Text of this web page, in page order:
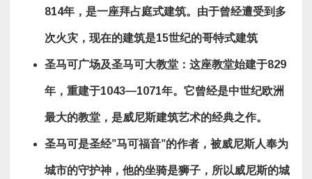
814年，是一座拜占庭式建筑。由于曾经遭受到多
次火灾，现在的建筑是15世纪的哥特式建筑
圣马可广场及圣马可大教堂：这座教堂始建于829
年，重建于1043—1071年。它曾经是中世纪欧洲
最大的教堂，是威尼斯建筑艺术的经典之作。
圣马可是圣经”马可福音”的作者，被威尼斯人奉为
城市的守护神，他的坐骑是狮子，所以威尼斯的城